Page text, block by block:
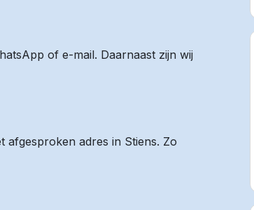
of e-mail. Daarnaast zijn wij
afgesproken adres in Stiens. Zo